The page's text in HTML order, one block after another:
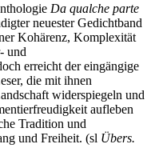
Da qualche parte
neuester Gedichtband
Kohärenz, Komplexität
und
erreicht der eingängige
die mit ihnen
widerspiegeln und
aufleben
Tradition und
und Freiheit. (sl Übers.